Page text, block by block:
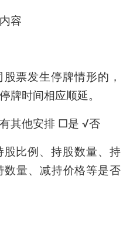
容
票发生停牌情形的，
牌时间相应顺延。
有其他安排 □是 √否
股比例、持股数量、持
量、减持价格等是否